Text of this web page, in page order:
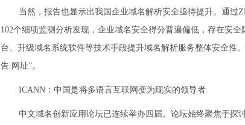
当然，报告也显示出我国企业域名解析安全亟待提升。通过
102个细项监测分析发现，企业域名安全得分普遍偏低，存在安
台、升级域名系统软件等技术手段提升域名解析服务整体安全性
告.网址”。
ICANN：中国是将多语言互联网变为现实的领导者
中文域名创新应用论坛已连续举办四届。论坛始终聚焦于探